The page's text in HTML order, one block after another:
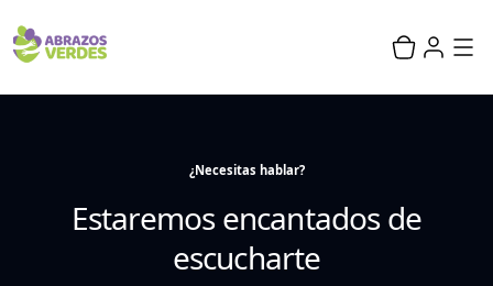
¿Necesitas hablar?
Estaremos encantados de
escucharte